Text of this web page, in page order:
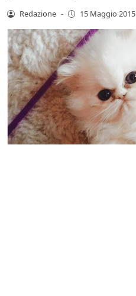
Redazione - 15 Maggio 2015